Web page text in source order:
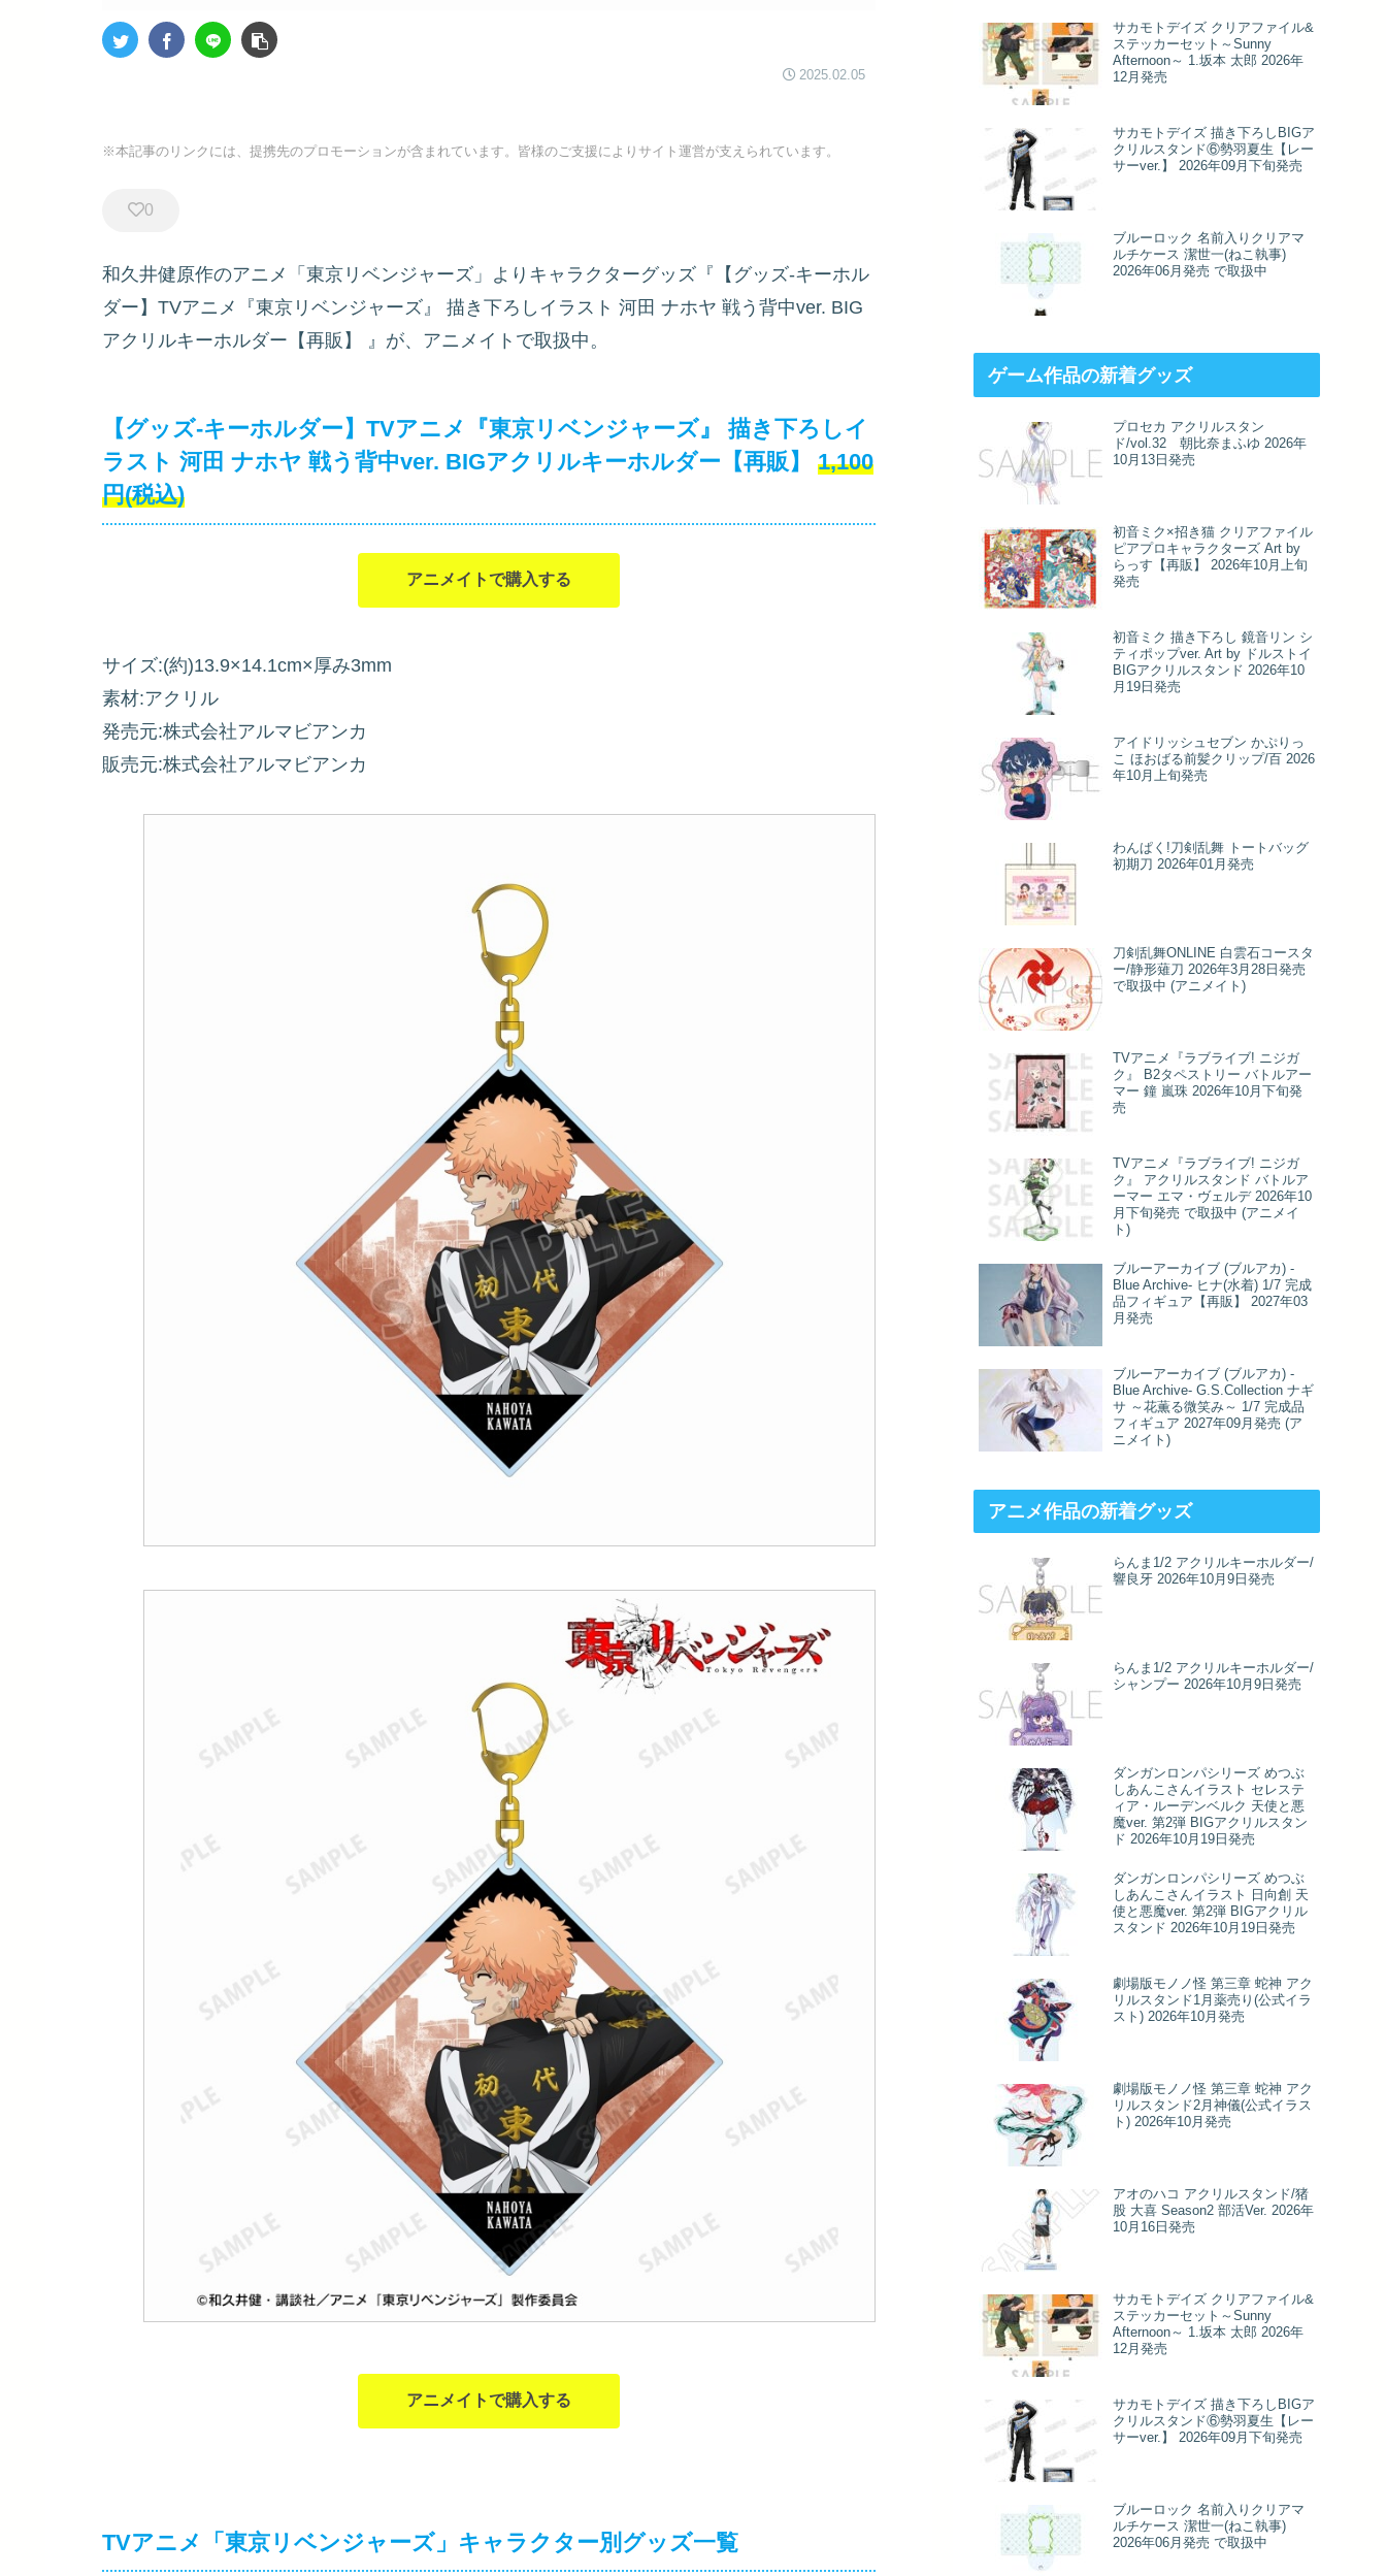
2025.02.05
※本記事のリンクには、提携先のプロモーションが含まれています。皆様のご支援によりサイト運営が支えられています。
0
和久井健原作のアニメ「東京リベンジャーズ」よりキャラクターグッズ『【グッズ-キーホル
ダー】TVアニメ『東京リベンジャーズ』 描き下ろしイラスト 河田 ナホヤ 戦う背中ver. BIG
アクリルキーホルダー【再販】
』が、アニメイトで取扱中。
【グッズ-キーホルダー】TVアニメ『東京リベンジャーズ』 描き下ろしイ
ラスト 河田 ナホヤ 戦う背中ver. BIGアクリルキーホルダー【再販】
1,100
円(税込)
アニメイトで購入する
サイズ:(約)13.9×14.1cm×厚み3mm
素材:アクリル
発売元:株式会社アルマビアンカ
販売元:株式会社アルマビアンカ
アニメイトで購入する
TVアニメ「東京リベンジャーズ」キャラクター別グッズ一覧
サカモトデイズ クリアファイル&
ステッカーセット～Sunny
Afternoon～ 1.坂本 太郎 2026年
12月発売
サカモトデイズ 描き下ろしBIGア
クリルスタンド⑥勢羽夏生【レー
サーver.】 2026年09月下旬発売
ブルーロック 名前入りクリアマ
ルチケース 潔世一(ねこ執事)
2026年06月発売 で取扱中
ゲーム作品の新着グッズ
プロセカ アクリルスタン
ド/vol.32 朝比奈まふゆ 2026年
10月13日発売
初音ミク×招き猫 クリアファイル
ピアプロキャラクターズ Art by
らっす【再販】 2026年10月上旬
発売
初音ミク 描き下ろし 鏡音リン シ
ティポップver. Art by ドルストイ
BIGアクリルスタンド 2026年10
月19日発売
アイドリッシュセブン かぷりっ
こ ほおばる前髪クリップ/百 2026
年10月上旬発売
わんぱく!刀剣乱舞 トートバッグ
初期刀 2026年01月発売
刀剣乱舞ONLINE 白雲石コースタ
ー/静形薙刀 2026年3月28日発売
で取扱中 (アニメイト)
TVアニメ『ラブライブ! ニジガ
ク』 B2タペストリー バトルアー
マー 鐘 嵐珠 2026年10月下旬発
売
TVアニメ『ラブライブ! ニジガ
ク』 アクリルスタンド バトルア
ーマー エマ・ヴェルデ 2026年10
月下旬発売 で取扱中 (アニメイ
ト)
ブルーアーカイブ (ブルアカ) -
Blue Archive- ヒナ(水着) 1/7 完成
品フィギュア【再販】 2027年03
月発売
ブルーアーカイブ (ブルアカ) -
Blue Archive- G.S.Collection ナギ
サ ～花薫る微笑み～ 1/7 完成品
フィギュア 2027年09月発売 (ア
ニメイト)
アニメ作品の新着グッズ
らんま1/2 アクリルキーホルダー/
響良牙 2026年10月9日発売
らんま1/2 アクリルキーホルダー/
シャンプー 2026年10月9日発売
ダンガンロンパシリーズ めつぶ
しあんこさんイラスト セレステ
ィア・ルーデンベルク 天使と悪
魔ver. 第2弾 BIGアクリルスタン
ド 2026年10月19日発売
ダンガンロンパシリーズ めつぶ
しあんこさんイラスト 日向創 天
使と悪魔ver. 第2弾 BIGアクリル
スタンド 2026年10月19日発売
劇場版モノノ怪 第三章 蛇神 アク
リルスタンド1月薬売り(公式イラ
スト) 2026年10月発売
劇場版モノノ怪 第三章 蛇神 アク
リルスタンド2月神儀(公式イラス
ト) 2026年10月発売
アオのハコ アクリルスタンド/猪
股 大喜 Season2 部活Ver. 2026年
10月16日発売
サカモトデイズ クリアファイル&
ステッカーセット～Sunny
Afternoon～ 1.坂本 太郎 2026年
12月発売
サカモトデイズ 描き下ろしBIGア
クリルスタンド⑥勢羽夏生【レー
サーver.】 2026年09月下旬発売
ブルーロック 名前入りクリアマ
ルチケース 潔世一(ねこ執事)
2026年06月発売 で取扱中